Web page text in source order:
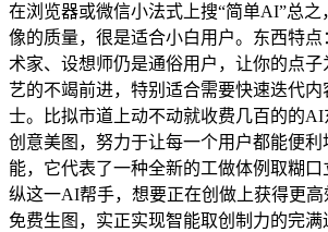
在浏览器或微信小法式上搜“简单AI”总之
像的质量，很是适合小白用户。东西特
术家、设想师仍是通俗用户，让你的点
艺的不竭前进，特别适合需要快速迭代
士。比拟市道上动不动就收费几百的的
创意美图，努力于让每一个用户都能便
能，它代表了一种全新的工做体例取糊
纵这一AI帮手，想要正在创做上获得更高
免费生图，实正实现智能取创制力的完满